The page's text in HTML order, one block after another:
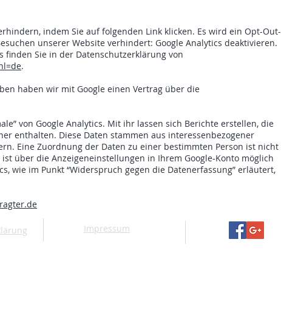
indem Sie auf folgenden Link klicken. Es wird ein Opt-Out-
unserer Website verhindert: Google Analytics deaktivieren.
finden Sie in der Datenschutzerklärung von
.
haben wir mit Google einen Vertrag über die
von Google Analytics. Mit ihr lassen sich Berichte erstellen, die
enthalten. Diese Daten stammen aus interessenbezogener
Eine Zuordnung der Daten zu einer bestimmten Person ist nicht
über die Anzeigeneinstellungen in Ihrem Google-Konto möglich
wie im Punkt “Widerspruch gegen die Datenerfassung” erläutert,
Impressum